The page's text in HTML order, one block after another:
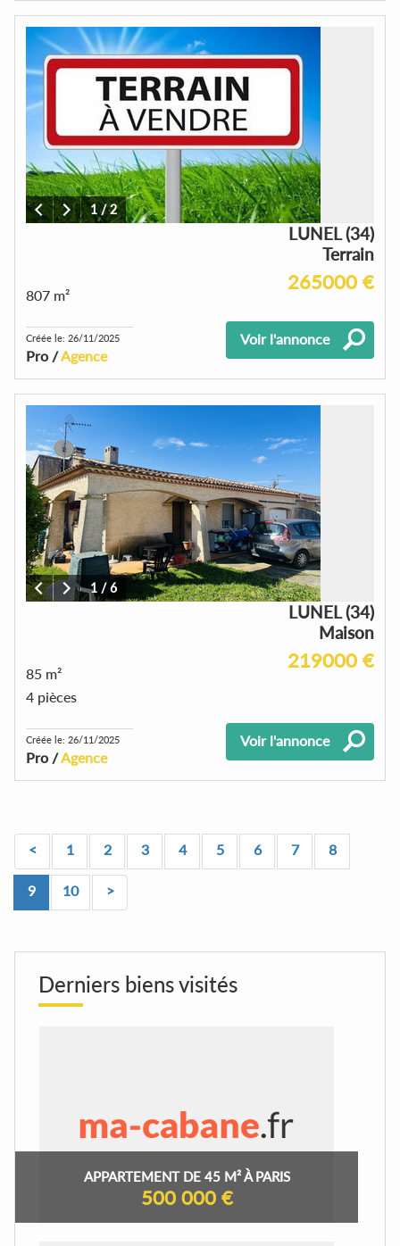
1/2
LUNEL (34)
Terrain
265000 €
807 m²
Créée le: 26/11/2025
Pro /Agence
Voir l'annonce
1 /6
LUNEL (34)
Maison
219000 €
85 m²
4 pièces
Créée le: 26/11/2025
Pro /Agence
Voir l'annonce
< 1 2 3 4 5 6 7 8
9 10 >
Derniers biens visités
APPARTEMENT DE 45 M² À PARIS
500 000 €